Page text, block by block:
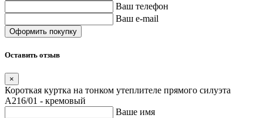
Ваш телефон
Ваш e-mail
Оставить отзыв
×
Короткая куртка на тонком утеплителе прямого силуэта
A216/01 - кремовый
Ваше имя